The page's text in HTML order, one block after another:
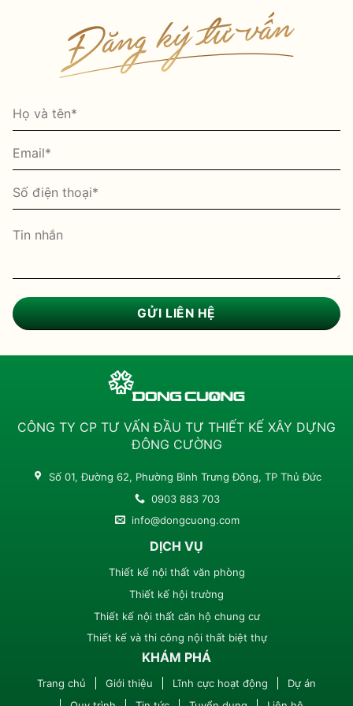
CÔNG TY CP TƯ VẤN ĐẦU TƯ THIẾT KẾ XÂY DỰNG
ĐÔNG CƯỜNG
Số 01, Đường 62, Phường Bình Trưng Đông, TP Thủ Đức
0903 883 703
info@dongcuong.com
DỊCH VỤ
Thiết kế nội thất văn phòng
Thiết kế hội trường
Thiết kế nội thất căn hộ chung cư
Thiết kế và thi công nội thất biệt thự
KHÁM PHÁ
Trang chủ Giới thiệu Lĩnh cực hoạt động
Dự án